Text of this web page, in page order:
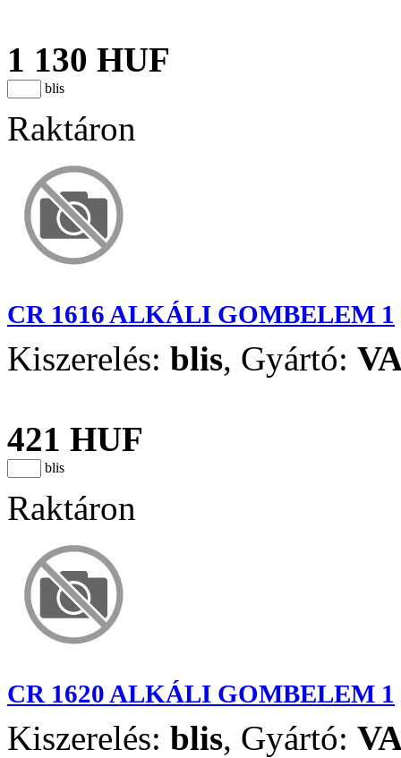
1 130 HUF
blis
Raktáron
CR 1616 ALKÁLI GOMBELEM 1
Kiszerelés: blis, Gyártó:
421 HUF
blis
Raktáron
CR 1620 ALKÁLI GOMBELEM 1
Kiszerelés: blis, Gyártó: